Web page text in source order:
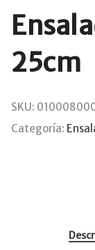
25cm
SKU:
Categoría: